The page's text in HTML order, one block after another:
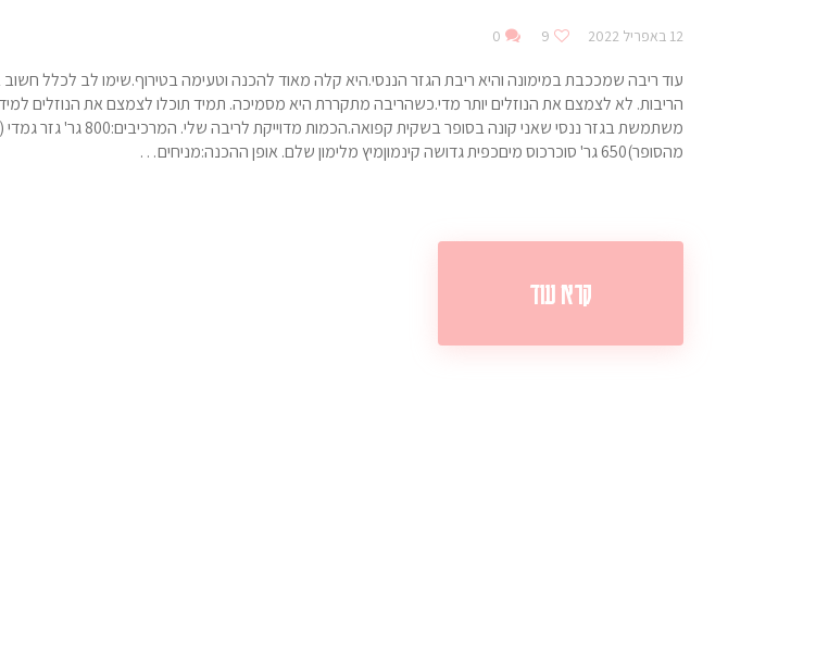
12 באפריל 2022 9
0
עוד ריבה שמככבת במימונה והיא ריבת הגזר הננסי.היא קלה מאוד להכנה וטעימה בטירוף.שימו לב לכלל
הריבות. לא לצמצם את הנוזלים יותר מדי.כשהריבה מתקררת היא מסמיכה. תמיד תוכלו לצמצם את הנוזלים
משתמשת בגזר ננסי שאני קונה בסופר בשקית
מהסופר)650 גר' סוכרכוס מיםכפית גדושה קינמוןמיץ מלימון שלם. אופן ההכנה:מניחים…
קרא עוד
קלחי תירס
לחם מחבת שהוא שילוב של